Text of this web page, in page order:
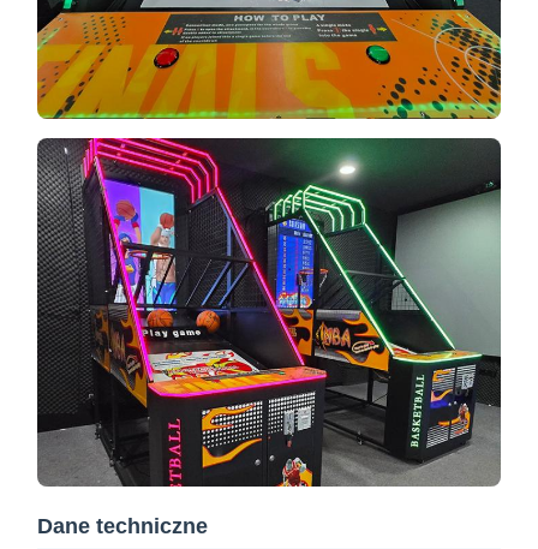
Dane techniczne